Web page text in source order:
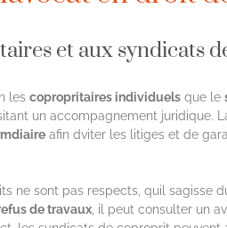
et aux syndicats
les copropritaires individuels que le
un accompagnement juridique.
afin dviter les litiges et de
ne sont pas respects, quil sagisse
de travaux , il peut consulter un